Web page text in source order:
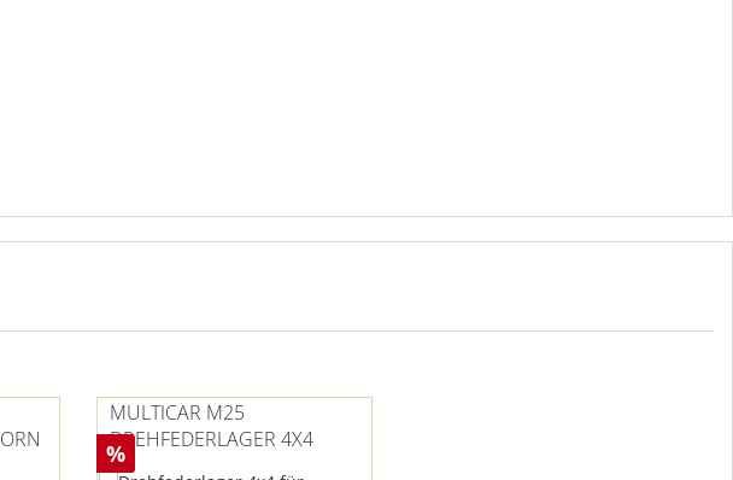
Rabatt
%
MULTICAR M25
DREHFEDERLAGER 4X4